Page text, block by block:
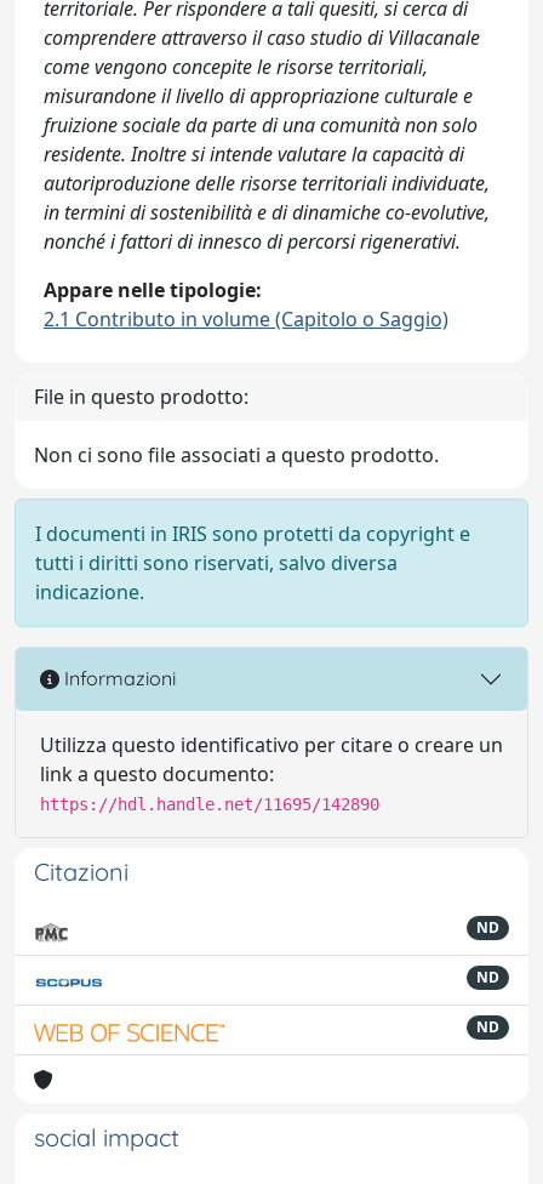
territoriale. Per rispondere a tali quesiti, si cerca di
comprendere attraverso il caso studio di Villacanale
come vengono concepite le risorse territoriali,
misurandone il livello di appropriazione culturale e
fruizione sociale da parte di una comunità non solo
residente. Inoltre si intende valutare la capacità di
autoriproduzione delle risorse territoriali individuate,
in termini di sostenibilità e di dinamiche co-evolutive,
nonché i fattori di innesco di percorsi rigenerativi.
Appare nelle tipologie:
2.1 Contributo in volume (Capitolo o Saggio)
File in questo prodotto:
Non ci sono file associati a questo prodotto.
I documenti in IRIS sono protetti da copyright e
tutti i diritti sono riservati, salvo diversa
indicazione.
Informazioni
Utilizza questo identificativo per citare o creare un
link a questo documento:
https://hdl.handle.net/11695/142890
Citazioni
ND
ND
ND
social impact